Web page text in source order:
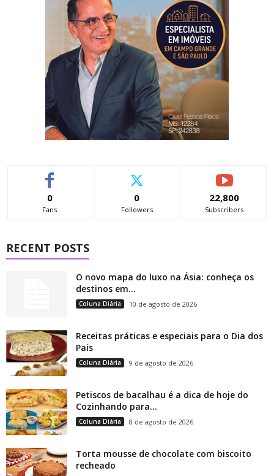
0
Fans
0
Followers
22,800
Subscribers
RECENT POSTS
O novo mapa do luxo na Ásia: conheça os
destinos em...
Coluna Diária 10 de agosto de 2026
Receitas práticas e especiais para o Dia dos
Pais
Coluna Diária 9 de agosto de 2026
Petiscos de bacalhau é a dica de hoje do
Cozinhando para...
Coluna Diária 8 de agosto de 2026
Torta mousse de chocolate com biscoito
recheado